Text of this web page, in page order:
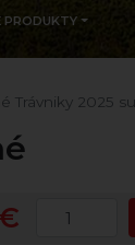
PRODUKTY
Trávniky 2025